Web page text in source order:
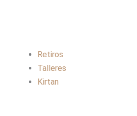
Retiros
Talleres
Kirtan